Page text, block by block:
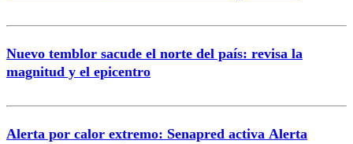
Nuevo temblor sacude el norte del país: revisa la
magnitud y el epicentro
Alerta por calor extremo: Senapred activa Alerta